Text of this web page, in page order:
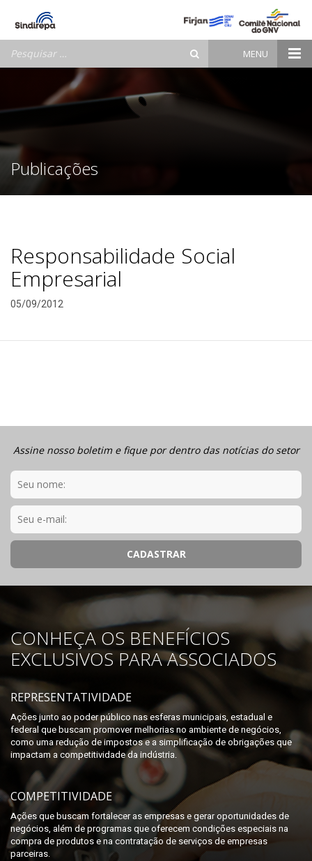
por:
MENU
Publicações
Responsabilidade Social
Empresarial
05/09/2012
Assine nosso boletim e fique por dentro das notícias do setor
CONHEÇA OS BENEFÍCIOS
EXCLUSIVOS PARA ASSOCIADOS
REPRESENTATIVIDADE
Ações junto ao poder público nas esferas municipais, estadual e
federal que buscam promover melhorias no ambiente de negócios,
como uma redução de impostos e a simplificação de obrigações que
impactam a competitividade da indústria.
COMPETITIVIDADE
Ações que buscam fortalecer as empresas e gerar oportunidades de
negócios, além de programas que oferecem condições especiais na
compra de produtos e na contratação de serviços de empresas
parceiras.